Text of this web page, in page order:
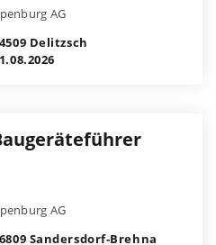
AG
Delitzsch
AG
Sandersdorf-Brehna